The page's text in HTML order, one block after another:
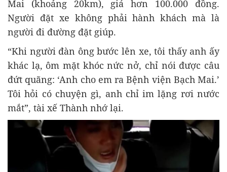
Mai (khoảng 20km), giá hơn 100.000 đồng.
Người đặt xe không phải hành khách mà là
người đi đường đặt giúp.
“Khi người đàn ông bước lên xe, tôi thấy anh ấy
khác lạ, ôm mặt khóc nức nở, chỉ nói được câu
đứt quãng: ‘Anh cho em ra Bệnh viện Bạch Mai.’
Tôi hỏi có chuyện gì, anh chỉ im lặng rơi nước
mắt”, tài xế Thành nhớ lại.